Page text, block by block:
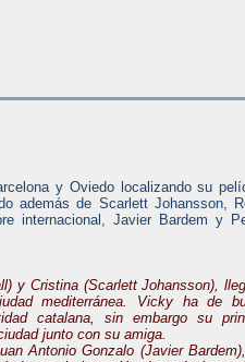
y Oviedo localizando su
además de Scarlett Johansson,
internacional, Javier Bardem y
y Cristina (Scarlett Johansson),
mediterránea. Vicky ha de
catalana, sin embargo su
junto con su amiga.
Antonio Gonzalo (Javier